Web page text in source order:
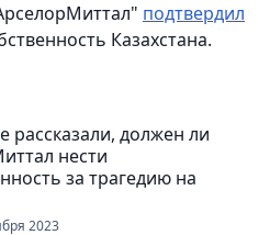
подтвердил
Казахстана.
рассказали, должен ли
нести
за трагедию на
2023